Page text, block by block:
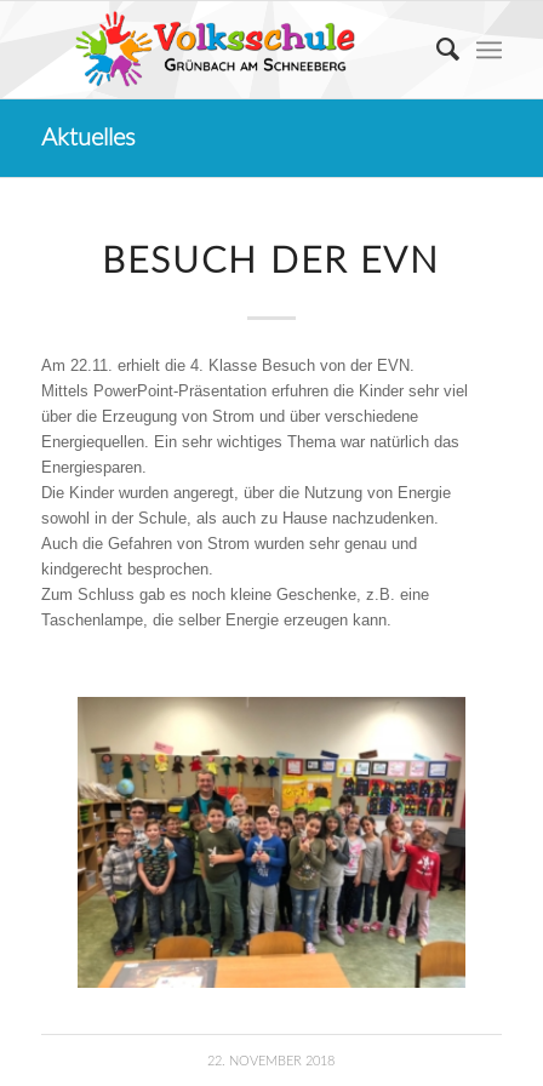
Aktuelles
BESUCH DER EVN
Am 22.11. erhielt die 4. Klasse Besuch von der EVN.
Mittels PowerPoint-Präsentation erfuhren die Kinder sehr viel
über die Erzeugung von Strom und über verschiedene
Energiequellen. Ein sehr wichtiges Thema war natürlich das
Energiesparen.
Die Kinder wurden angeregt, über die Nutzung von Energie
sowohl in der Schule, als auch zu Hause nachzudenken.
Auch die Gefahren von Strom wurden sehr genau und
kindgerecht besprochen.
Zum Schluss gab es noch kleine Geschenke, z.B. eine
Taschenlampe, die selber Energie erzeugen kann.
22. NOVEMBER 2018